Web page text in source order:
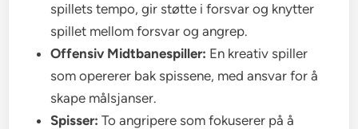
spillets tempo, gir støtte i forsvar og knytter
spillet mellom forsvar og angrep.
Offensiv Midtbanespiller: En kreativ spiller
som opererer bak spissene, med ansvar for å
skape målsjanser.
Spisser: To angripere som fokuserer på å